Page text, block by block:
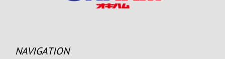
NAVIGATION